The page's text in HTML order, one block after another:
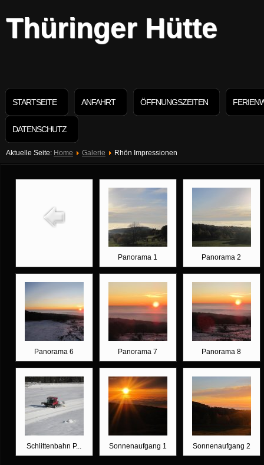
Thüringer Hütte
STARTSEITE ANFAHRT ÖFFNUNGSZEITEN
DATENSCHUTZ
Aktuelle Seite: Home Galerie Rhön Impressionen
Panorama 1 Panorama 2
Panorama 6 Panorama 7 Panorama 8
Schlittenbahn P... Sonnenaufgang 1 Sonnenaufgang 2